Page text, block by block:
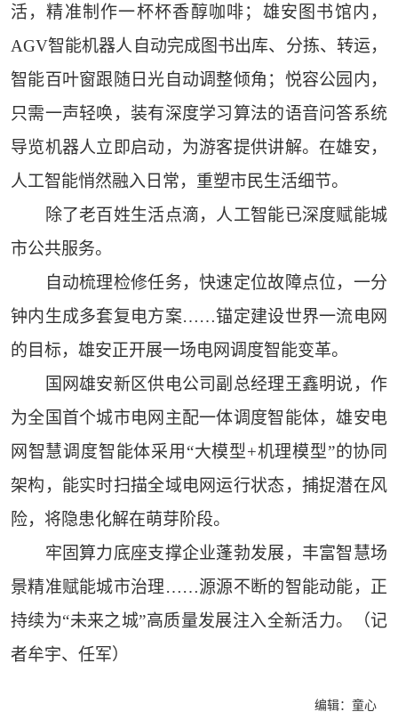
活，精准制作一杯杯香醇咖啡；雄安图书馆内，
AGV智能机器人自动完成图书出库、分拣、转运，
智能百叶窗跟随日光自动调整倾角；悦容公园内，
只需一声轻唤，装有深度学习算法的语音问答系统
导览机器人立即启动，为游客提供讲解。在雄安，
人工智能悄然融入日常，重塑市民生活细节。
除了老百姓生活点滴，人工智能已深度赋能城
市公共服务。
自动梳理检修任务，快速定位故障点位，一分
钟内生成多套复电方案……锚定建设世界一流电网
的目标，雄安正开展一场电网调度智能变革。
国网雄安新区供电公司副总经理王鑫明说，作
为全国首个城市电网主配一体调度智能体，雄安电
网智慧调度智能体采用“大模型+机理模型”的协同
架构，能实时扫描全域电网运行状态，捕捉潜在风
险，将隐患化解在萌芽阶段。
牢固算力底座支撑企业蓬勃发展，丰富智慧场
景精准赋能城市治理……源源不断的智能动能，正
持续为“未来之城”高质量发展注入全新活力。（记
者牟宇、任军）
编辑：童心